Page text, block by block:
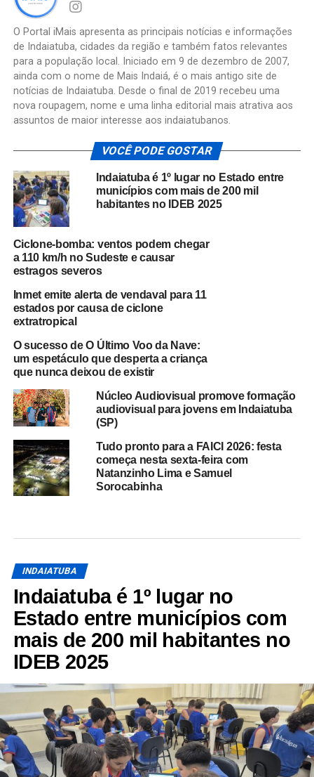
O Portal iMais apresenta as principais notícias e informações
de Indaiatuba, cidades da região e também fatos relevantes
para a população local. Iniciado em 9 de dezembro de 2007,
ainda com o nome de Mais Indaiá, é o mais antigo site de
notícias de Indaiatuba. Desde o final de 2019 recebeu uma
nova roupagem, nome e uma linha editorial mais atrativa aos
assuntos de maior interesse aos indaiatubanos.
VOCÊ PODE GOSTAR
Indaiatuba é 1º lugar no Estado entre
municípios com mais de 200 mil
habitantes no IDEB 2025
Ciclone-bomba: ventos podem chegar
a 110 km/h no Sudeste e causar
estragos severos
Inmet emite alerta de vendaval para 11
estados por causa de ciclone
extratropical
O sucesso de O Último Voo da Nave:
um espetáculo que desperta a criança
que nunca deixou de existir
Núcleo Audiovisual promove formação
audiovisual para jovens em Indaiatuba
(SP)
Tudo pronto para a FAICI 2026: festa
começa nesta sexta-feira com
Natanzinho Lima e Samuel
Sorocabinha
INDAIATUBA
Indaiatuba é 1º lugar no
Estado entre municípios com
mais de 200 mil habitantes no
IDEB 2025